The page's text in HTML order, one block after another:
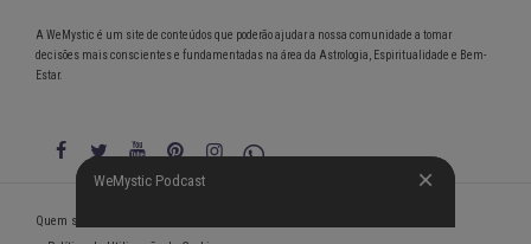
WeMystic Podcast
A WeMystic é um site de conteúdos que poderão ajudar a nossa comunidade a tomar
decisões mais conscientes e fundamentadas na área da Astrologia, Espiritualidade e Bem-
Estar.
WeMystic Podcast
Quem somos